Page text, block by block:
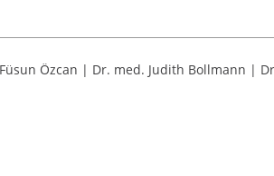
Özcan | Dr. med. Judith Bollmann |